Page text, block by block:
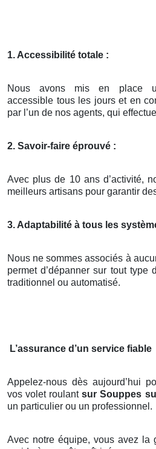
1. Accessibilité totale :
Nous avons mis en place
accessible tous les jours et en
par l’un de nos agents, qui
2. Savoir-faire éprouvé :
Avec plus de 10 ans d’activité,
meilleurs artisans pour garantir
3. Adaptabilité à tous les
Nous ne sommes associés à
permet d’dépanner sur tout type
traditionnel ou automatisé.
L’assurance d’un service fiable
Appelez-nous dès aujourd’hui
vos volet roulantsur Souppes
un particulier ou un professionnel.
Avec notre équipe, vous avez la